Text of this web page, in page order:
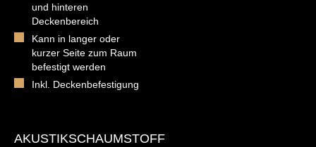
und hinteren
Deckenbereich
Kann in langer oder
kurzer Seite zum Raum
befestigt werden
Inkl. Deckenbefestigung
AKUSTIKSCHAUMSTOFF